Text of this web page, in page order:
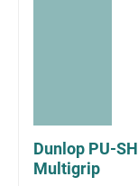
Dunlop PU-
Multigrip